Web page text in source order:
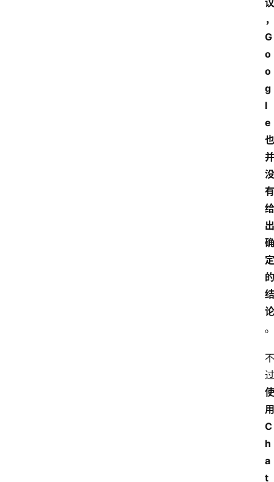
议
，
G
o
o
g
l
e
也
并
没
有
给
出
确
定
的
结
论
。
不
过
使
用
C
h
a
t